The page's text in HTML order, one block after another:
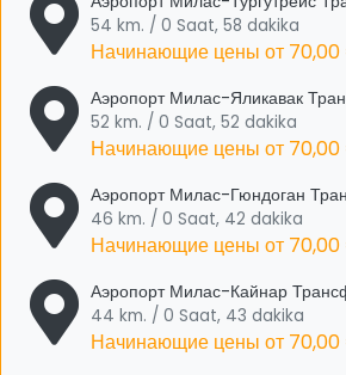
54 km. / 0 Saat, 58 dakika
Начинающие цены от
Аэропорт Милас-Яликавак
52 km. / 0 Saat, 52 dakika
Начинающие цены от
Аэропорт Милас-Гюндоган
46 km. / 0 Saat, 42 dakika
Начинающие цены от
Аэропорт Милас-Кайнар
44 km. / 0 Saat, 43 dakika
Начинающие цены от